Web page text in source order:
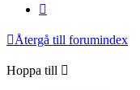
Återgå till forumindex
Hoppa till